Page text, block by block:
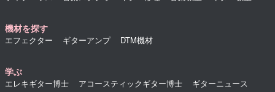
機材を探す
エフェクター ギターアンプ DTM機材
学ぶ
エレキギター博士 アコースティックギター博士 ギターニュース